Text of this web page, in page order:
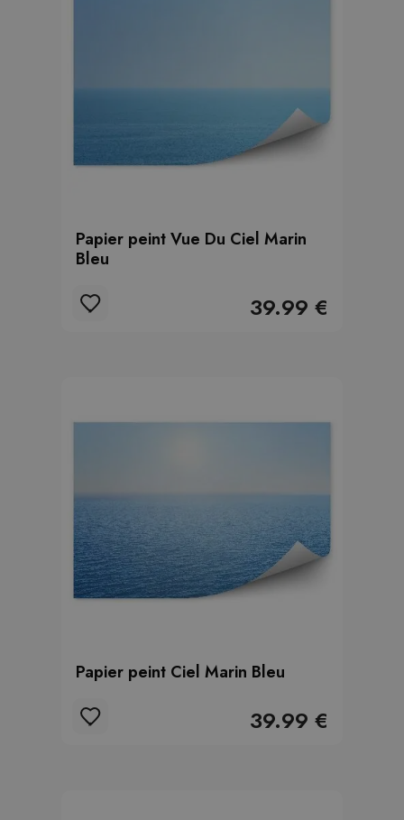
Papier peint Vue Du Ciel Marin
Bleu
39.99 €
Papier peint Ciel Marin Bleu
39.99 €